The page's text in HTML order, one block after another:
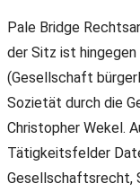
Pale Bridge
der Sitz ist
(Gesellschaft
Sozietät durch die
Christopher Wekel.
Tätigkeitsfelder
Gesellschaftsrecht,